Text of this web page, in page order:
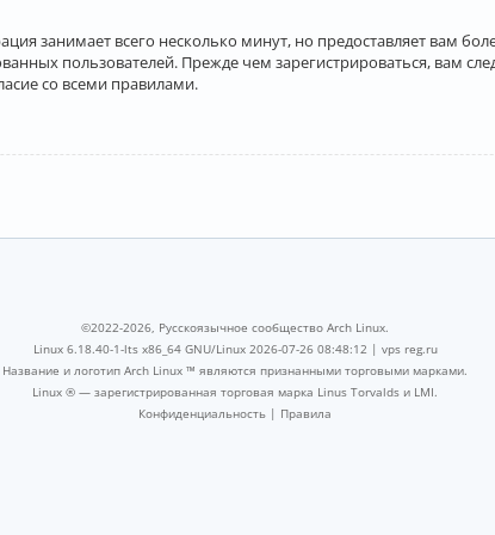
занимает всего несколько минут, но предоставляет вам
пользователей. Прежде чем зарегистрироваться, вам
со всеми правилами.
©2022-2026, Русскоязычное сообщество Arch Linux.
Linux 6.18.40-1-lts x86_64 GNU/Linux 2026-07-26 08:48:12 | vps reg.ru
Название и логотип Arch Linux ™ являются признанными торговыми марками.
Linux ® — зарегистрированная торговая марка Linus Torvalds и LMI.
Конфиденциальность | Правила